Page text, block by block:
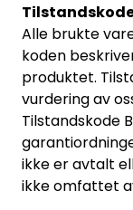
Alle brukte
koden
produktet.
vurdering av
Tilstandskode
ikke er avtalt
ikke omfattet